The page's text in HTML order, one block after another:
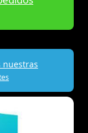
nuestras